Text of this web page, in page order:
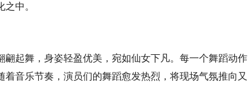
中。
起舞，身姿轻盈优美，宛如仙女下凡。每一个舞蹈动作
音乐节奏，演员们的舞蹈愈发热烈，将现场气氛推向又